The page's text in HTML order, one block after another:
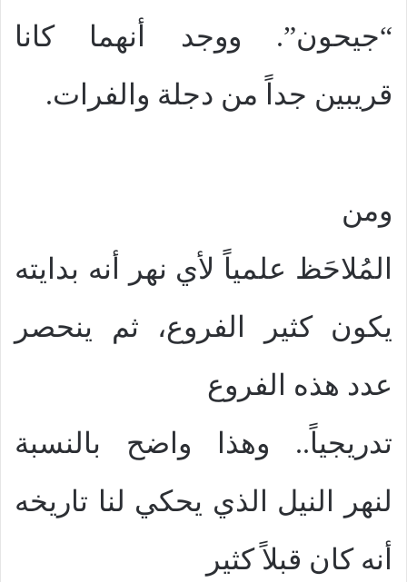
“جيحون”. ووجد أنهما كانا
قريبين جداً من دجلة والفرات.
ومن
المُلاحَظ علمياً لأي نهر أنه بدايته
يكون كثير الفروع، ثم ينحصر
عدد هذه الفروع
تدريجياً.. وهذا واضح بالنسبة
لنهر النيل الذي يحكي لنا تاريخه
أنه كان قبلاً كثير